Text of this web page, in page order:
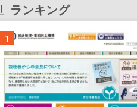
ランキング
1